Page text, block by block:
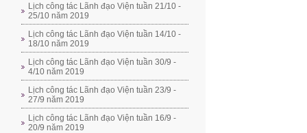
Lịch công tác Lãnh đạo Viện tuần 21/10 -
25/10 năm 2019
Lịch công tác Lãnh đạo Viện tuần 14/10 -
18/10 năm 2019
Lịch công tác Lãnh đạo Viện tuần 30/9 -
4/10 năm 2019
Lịch công tác Lãnh đạo Viện tuần 23/9 -
27/9 năm 2019
Lịch công tác Lãnh đạo Viện tuần 16/9 -
20/9 năm 2019